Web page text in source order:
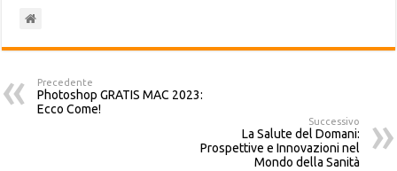
Precedente
Photoshop GRATIS MAC 2023:
Ecco Come!
Successivo
La Salute del Domani:
Prospettive e Innovazioni nel
Mondo della Sanità